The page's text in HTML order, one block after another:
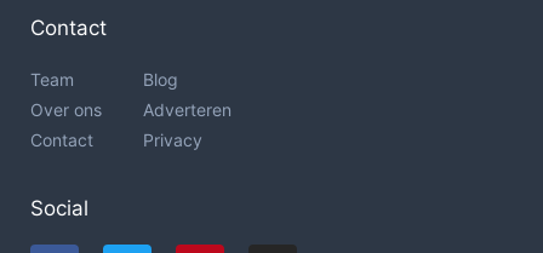
Contact
Team
Over ons
Contact
Blog
Adverteren
Privacy
Social